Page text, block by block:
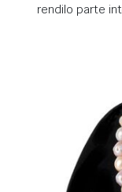
rendilo parte